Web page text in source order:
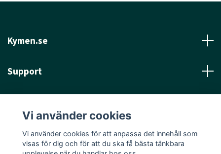
Kymen.se
Support
Sociala medier
Vi använder cookies
Vi använder cookies för att anpassa det innehåll som
visas för dig och för att du ska få bästa tänkbara